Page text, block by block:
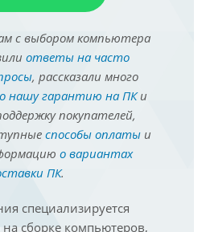
с выбором компьютера
ответы на часто
, рассказали много
нашу гарантию на ПКи
покупателей,
способы оплатыи
о вариантах
ПК.
специализируется
сборке компьютеров,